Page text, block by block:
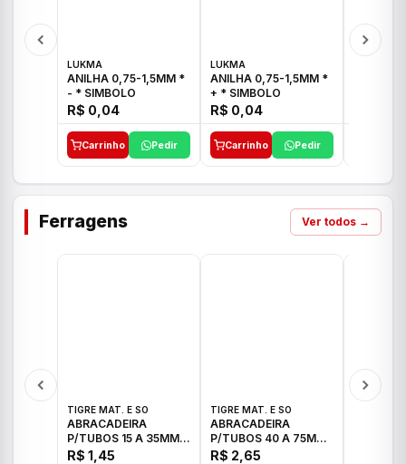
LUKMA
ANILHA 0,75-1,5MM *
- * SIMBOLO
R$ 0,04
Carrinho Pedir
LUKMA
ANILHA 0,75-1,5MM *
+ * SIMBOLO
R$ 0,04
Carrinho Pedir
Ferragens Ver todos →
TIGRE MAT. E SO
ABRACADEIRA
P/TUBOS 15 A 35MM
TIGRE
R$ 1,45
TIGRE MAT. E SO
ABRACADEIRA
P/TUBOS 40 A 75MM
TIGRE
R$ 2,65